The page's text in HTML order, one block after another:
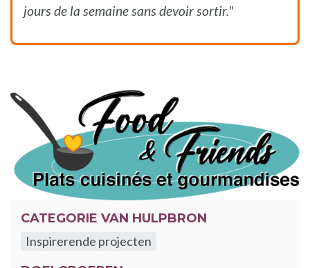
jours de la semaine sans devoir sortir."
CATEGORIE VAN HULPBRON
Inspirerende projecten